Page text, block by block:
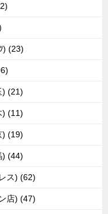
) (23)
) (21)
) (11)
) (19)
) (44)
ス) (62)
店) (47)